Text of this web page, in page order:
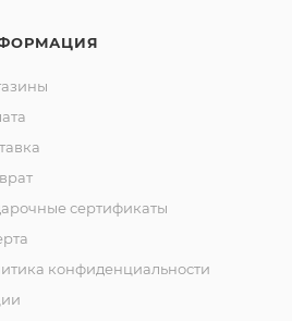
сертификаты
конфиденциальности